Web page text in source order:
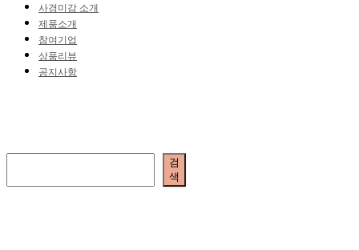
사경미감 소개
제품소개
참여기업
상품리뷰
공지사항
검
색